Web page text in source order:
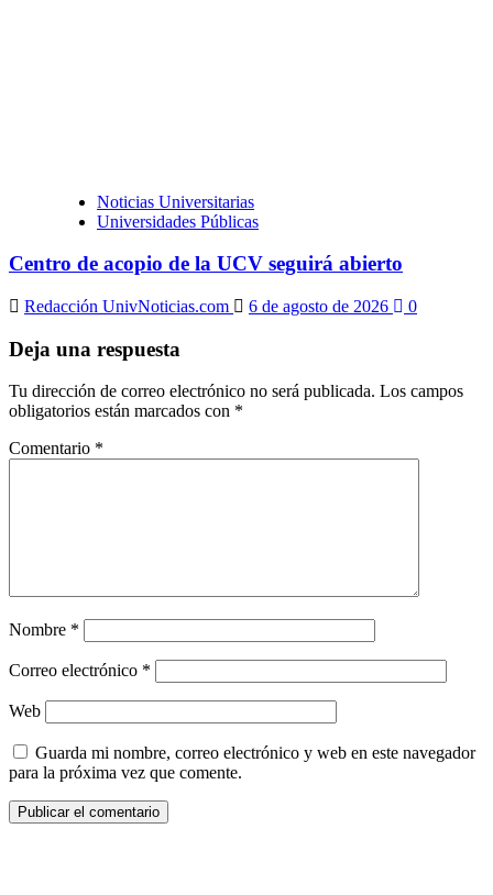
Noticias Universitarias
Universidades Públicas
Centro de acopio de la UCV seguirá abierto
Redacción UnivNoticias.com 6 de agosto de 2026 0
Deja una respuesta
Tu dirección de correo electrónico no será publicada. Los campos
obligatorios están marcados con *
Comentario *
Nombre *
Correo electrónico *
Web
Guarda mi nombre, correo electrónico y web en este navegador
para la próxima vez que comente.